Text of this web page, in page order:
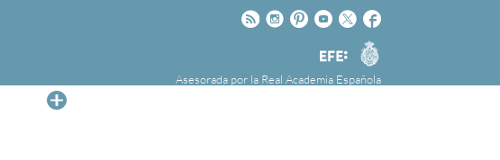
Facebook
Twitter
Youtube
Pinteres
Instagram
Rss
Agencia
EFE
Asesorada por la Real Academia Española